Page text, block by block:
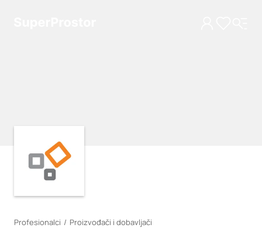
Profesionalci Proizvođači i dobavljači